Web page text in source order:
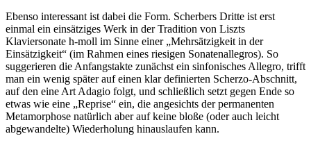
Ebenso interessant ist dabei die Form. Scherbers Dritte ist erst
einmal ein einsätziges Werk in der Tradition von Liszts
Klaviersonate h-moll im Sinne einer „Mehrsätzigkeit in der
Einsätzigkeit“ (im Rahmen eines riesigen Sonatenallegros). So
suggerieren die Anfangstakte zunächst ein sinfonisches Allegro, trifft
man ein wenig später auf einen klar definierten Scherzo-Abschnitt,
auf den eine Art Adagio folgt, und schließlich setzt gegen Ende so
etwas wie eine „Reprise“ ein, die angesichts der permanenten
Metamorphose natürlich aber auf keine bloße (oder auch leicht
abgewandelte) Wiederholung hinauslaufen kann.